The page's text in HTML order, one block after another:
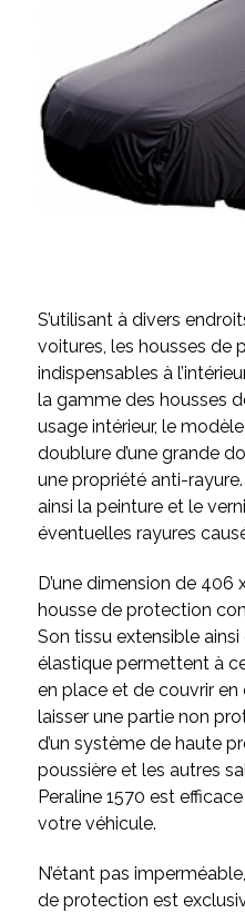
S’utilisant à divers
voitures, les housses de
indispensables à
la gamme des housses
usage intérieur, le
doublure d’une grande
une propriété anti-
ainsi la peinture et le
éventuelles rayures
D’une dimension de 406
housse de protection
Son tissu extensible
élastique permettent à
en place et de couvrir
laisser une partie non
d’un système de haute
poussière et les autres
Peraline 1570 est
votre véhicule.
N’étant pas
de protection est